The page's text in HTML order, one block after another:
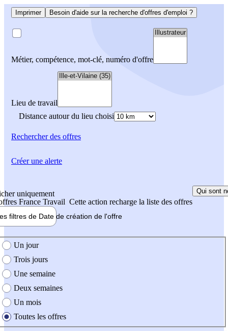
Imprimer Besoin d'aide sur la recherche d'offres d'emploi ?
Métier, compétence, mot-clé, numéro d'offre
Lieu de travail
Distance autour du lieu choisi
Rechercherdes offres
uniquement
France Travail Cette action recharge la liste des offres
Qui sont
filtres de Date de création de l'offre
création de l'offre
Un jour
Trois jours
Une semaine
Deux semaines
Un mois
Toutes les offres
Créer une alerte